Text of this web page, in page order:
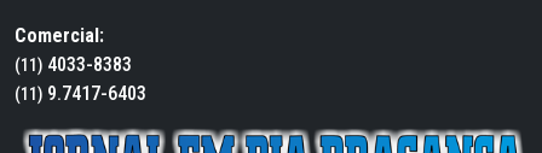
Comercial:
(11) 4033-8383
(11) 9.7417-6403